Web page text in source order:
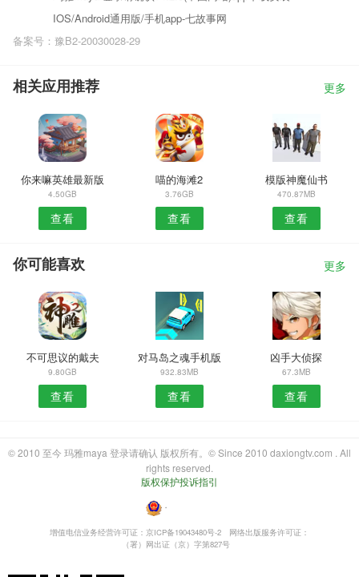
IOS/Android通用版/手机app-七故事网
备案号：豫B2-20030028-29
相关应用推荐 更多
你来嘛英雄最新版
4.50GB
查看
喵的海滩2
3.76GB
查看
模版神魔仙书
470.87MB
查看
你可能喜欢 更多
不可思议的戴夫
9.80GB
查看
对马岛之魂手机版
932.83MB
查看
凶手大侦探
67.3MB
查看
© 2010 至今 玛雅maya 登录请确认 版权所有。© Since 2010 daxiongtv.com . All
rights reserved.
版权保护投诉指引
・
增值电信业务经营许可证：京ICP备19043480号-2
网络出版服务许可证：
（署）网出证（京）字第827号